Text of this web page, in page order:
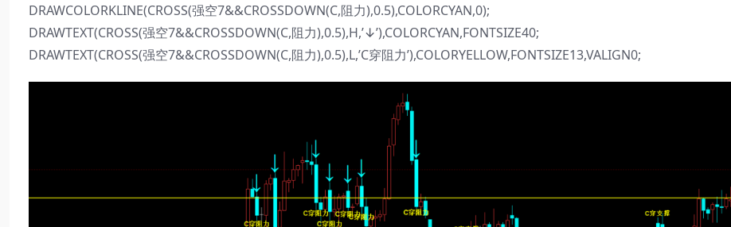
DRAWCOLORKLINE(CROSS(强空7&&CROSSDOWN(C,阻力),0.5),COLORCYAN,0);
DRAWTEXT(CROSS(强空7&&CROSSDOWN(C,阻力),0.5),H,’↓’),COLORCYAN,FONTSIZE40;
DRAWTEXT(CROSS(强空7&&CROSSDOWN(C,阻力),0.5),L,’C穿阻力’),COLORYELLOW,FONTSIZE13,VALIGN0;